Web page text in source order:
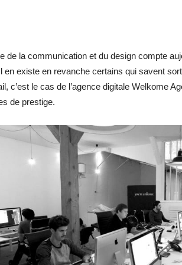
de la communication et du design compte
en existe en revanche certains qui savent
c’est le cas de l’agence digitale Welkome
de prestige.